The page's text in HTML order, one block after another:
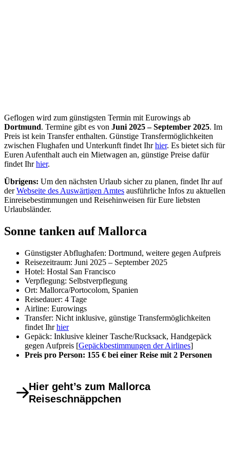
Geflogen wird zum günstigsten Termin mit Eurowings ab
Dortmund. Termine gibt es von Juni 2025 – September 2025. Im
Preis ist kein Transfer enthalten. Günstige Transfermöglichkeiten
zwischen Flughafen und Unterkunft findet Ihrhier. Es bietet sich für
Euren Aufenthalt auch ein Mietwagen an, günstige Preise dafür
findet Ihrhier.
Übrigens: Um den nächsten Urlaub sicher zu planen, findet Ihr auf
derWebseite des Auswärtigen Amtes ausführliche Infos zu aktuellen
Einreisebestimmungen und Reisehinweisen für Eure liebsten
Urlaubsländer.
Sonne tanken auf Mallorca
Günstigster Abflughafen: Dortmund, weitere gegen Aufpreis
Reisezeitraum: Juni 2025 – September 2025
Hotel: Hostal San Francisco
Verpflegung: Selbstverpflegung
Ort: Mallorca/Portocolom, Spanien
Reisedauer: 4 Tage
Airline: Eurowings
Transfer: Nicht inklusive, günstige Transfermöglichkeiten
findet Ihrhier
Gepäck: Inklusive kleiner Tasche/Rucksack, Handgepäck
gegen Aufpreis [Gepäckbestimmungen der Airlines]
Preis pro Person: 155 € bei einer Reise mit 2 Personen
Hier geht’s zum Mallorca
Reiseschnäppchen